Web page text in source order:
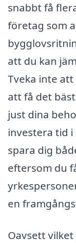
snabbt få
företag som
att du kan
Tveka inte
att få det
just dina
investera tid
spara dig
eftersom du
en
Oavsett